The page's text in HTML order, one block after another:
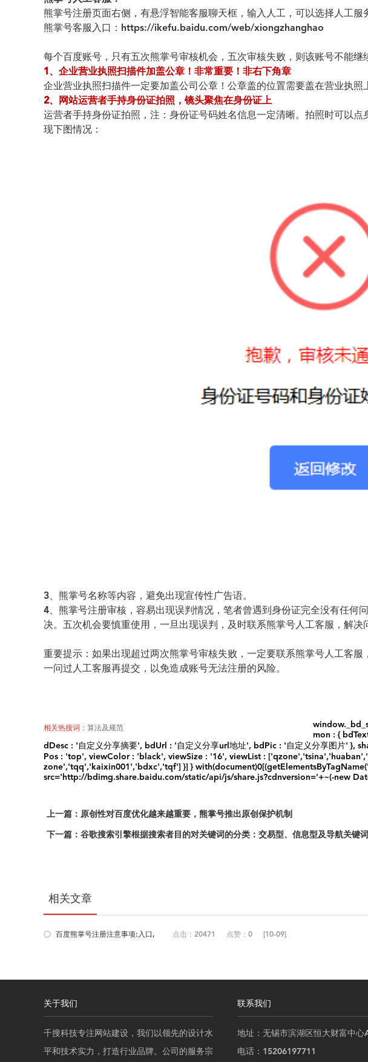
熊掌号注册页面右侧，有悬浮智能客服聊天框，输入人工，可以选择人工服
熊掌号客服入口：https://ikefu.baidu.com/web/xiongzhanghao
每个百度账号，只有五次熊掌号审核机会，五次审核失败，则该账号不能继
1 、企业营业执照扫描件加盖公章！非常重要！非右下角章
企业营业执照扫描件一定要加盖公司公章！公章盖的位置需要盖在营业执照
2、网站运营者手持身份证拍照，镜头聚焦在身份证上
运营者手持身份证拍照，注：身份证号码姓名信息一定清晰。拍照时可以
现下图情况：
3、熊掌号名称等内容，避免出现宣传性广告语。
4、熊掌号注册审核，容易出现误判情况，笔者曾遇到身份证完全没有任何
决。五次机会要慎重使用，一旦出现误判，及时联系熊掌号人工客服，解决
重要提示：如果出现超过两次熊掌号审核失败，一定要联系熊掌号人工客
一问过人工客服再提交，以免造成账号无法注册的风险。
相关热搜词： 算法及规范
mon : {
dDesc : '自定义分享摘要', bdUrl : '自定义分享url地址', bdPic : '自定义分享图片' },
Pos : 'top', viewColor : 'black', viewSize : '16', viewList :
zone','tqq','kaixin001','bdxc','tqf'] }] }
src='http://bdimg.share.baidu.com/static/api/js/share.js?cdnversion='+~(-new
上一篇：原创性对百度优化越来越重要，熊掌号推出原创保护机制
下一篇：谷歌搜索引擎根据搜索者目的对关键词的分类：交易型、信息型及导航关键词
相关文章
[10-09]
点赞：0
点击：20471
百度熊掌号注册注意事项:入口,
关于我们
千搜科技专注网站建设，我们以领先的设计水
平和技术实力，打造行业品牌。公司的服务宗
联系我们
地址：无锡市滨湖区恒大财富中心
电话：15206197711